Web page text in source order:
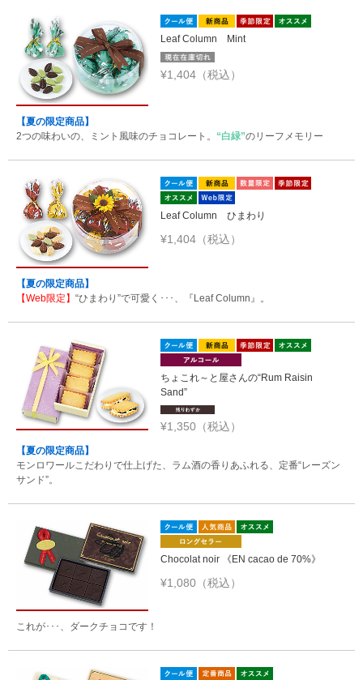
Leaf Column Mint
¥1,404（税込）
【夏の限定商品】
2つの味わいの、ミント風味のチョコレート。 “白緑”のリーフメモリー
Leaf Column ひまわり
¥1,404（税込）
【夏の限定商品】
【Web限定】 “ひまわり”で可愛く･･･、『Leaf Column』。
ちょこれ～と屋さんの“Rum Raisin
Sand”
¥1,350（税込）
【夏の限定商品】
モンロワールこだわりで仕上げた、ラム酒の香りあふれる、定番“レーズン
サンド”。
Chocolat noir 《EN cacao de 70%》
¥1,080（税込）
これが･･･、ダークチョコです！